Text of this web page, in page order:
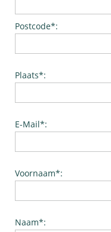
Postcode*:
Plaats*:
E-Mail*:
Voornaam*:
Naam*: